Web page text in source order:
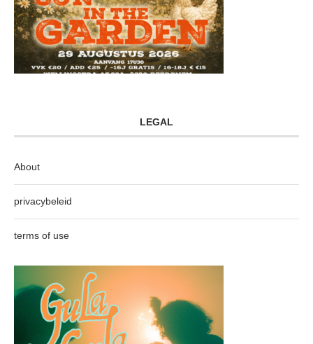
LEGAL
About
privacybeleid
terms of use